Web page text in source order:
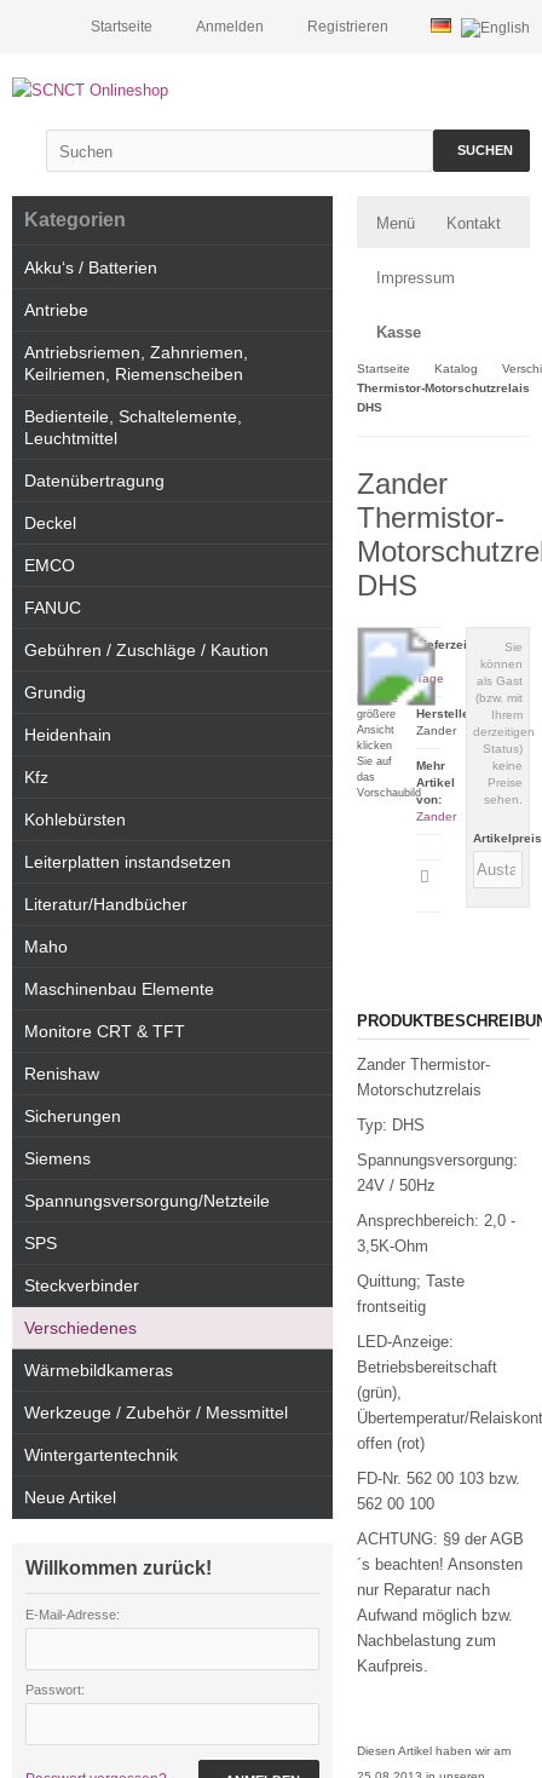
Registrieren
Anmelden
Startseite
SUCHEN
Menü Kontakt
Impressum
Kasse
Startseite Katalog
Thermistor-Motorschutzrelais
DHS
Zander
Thermistor-
DHS
Für eine
größere
Ansicht
klicken
Sie auf
das
Vorschaubild
Sie
können
als Gast
(bzw. mit
Ihrem
derzeitigen
Status)
keine
Preise
sehen.
Artikelpreis
Lieferzeit:
1-3
Tage
Hersteller:
Zander
Mehr
Artikel
von:
Zander
Artikeldatenblatt
Zander Thermistor-
Motorschutzrelais
Typ: DHS
Spannungsversorgung:
24V / 50Hz
Ansprechbereich: 2,0 -
3,5K-Ohm
Quittung; Taste
frontseitig
LED-Anzeige:
Betriebsbereitschaft
(grün),
Übertemperatur/
offen (rot)
FD-Nr. 562 00 103 bzw.
562 00 100
ACHTUNG: §9 der AGB
´s beachten! Ansonsten
nur Reparatur nach
Aufwand möglich bzw.
Nachbelastung zum
Kaufpreis.
Diesen Artikel haben wir am
Kategorien
Akku‘s / Batterien
Antriebe
Antriebsriemen, Zahnriemen,
Keilriemen, Riemenscheiben
Bedienteile, Schaltelemente,
Leuchtmittel
Datenübertragung
Deckel
EMCO
FANUC
Gebühren / Zuschläge / Kaution
Grundig
Heidenhain
Kfz
Kohlebürsten
Leiterplatten instandsetzen
Literatur/Handbücher
Maho
Maschinenbau Elemente
Monitore CRT & TFT
Renishaw
Sicherungen
Siemens
Spannungsversorgung/Netzteile
SPS
Steckverbinder
Verschiedenes
Wärmebildkameras
Werkzeuge / Zubehör / Messmittel
Wintergartentechnik
Neue Artikel
Willkommen zurück!
E-Mail-Adresse:
Passwort: